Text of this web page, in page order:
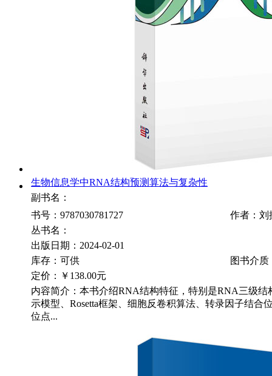
生物信息学中RNA结构预测算法与复杂性
副书名：
书号：9787030781727
作者：刘
丛书名：
出版日期：2024-02-01
库存：可供
图书介质
定价：
￥138.00元
内容简介：本书介绍RNA结构特征，特别是RNA三级结
示模型、Rosetta框架、细胞反卷积算法、转录因子结合
位点...